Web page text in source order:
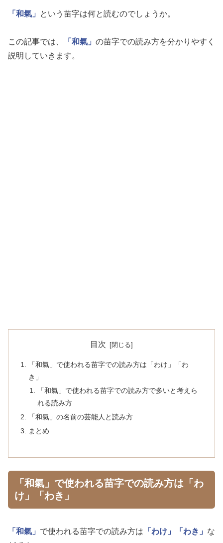
「和氣」 という苗字は何と読むのでしょうか。
この記事では、 「和氣」 の苗字での読み方を分かりやすく
説明していきます。
目次
「和氣」で使われる苗字での読み方は「わけ」「わ
き」
「和氣」で使われる苗字での読み方で多いと考えら
れる読み方
「和氣」の名前の芸能人と読み方
まとめ
「和氣」で使われる苗字での読み方は「わ
け」「わき」
「和氣」 で使われる苗字での読み方は 「わけ」 「わき」 な